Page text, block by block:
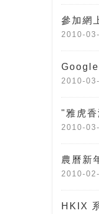
參加網
2010-
Google
2010-
"雅虎
2010-
農曆新
2010-
HKIX